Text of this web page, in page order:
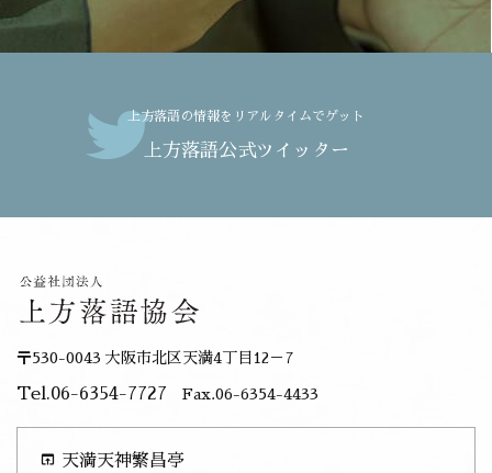
上方落語の情報をリアルタイムでゲット
上方落語公式ツイッター
〒530-0043 大阪市北区天満4丁目12－7
Tel.06-6354-7727 Fax.06-6354-4433
open_in_browser 天満天神繁昌亭